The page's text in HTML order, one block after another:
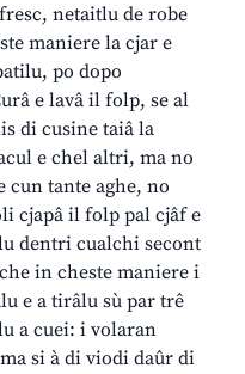
netaitlu de robe
maniere la cjar e
po dopo
e lavâ il folp, se al
di cusine taiâ la
e chel altri, ma no
cun tante aghe, no
cjapâ il folp pal cjâf e
dentri cualchi secont
in cheste maniere i
e a tirâlu sù par trê
a cuei: i volaran
si à di viodi daûr di